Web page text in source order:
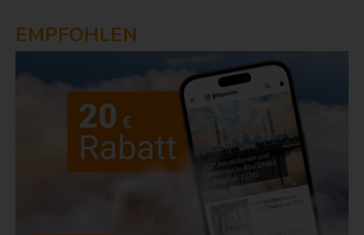
EMPFOHLEN